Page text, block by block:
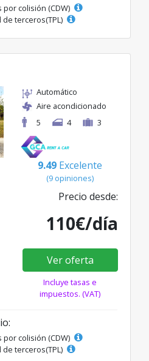
colisión (CDW)
terceros(TPL)
Automático
Aire acondicionado
5
4 3
9.49 Excelente
(9 opiniones)
Precio desde:
110€/día
Ver oferta
Incluye tasas e
impuestos. (VAT)
colisión (CDW)
terceros(TPL)